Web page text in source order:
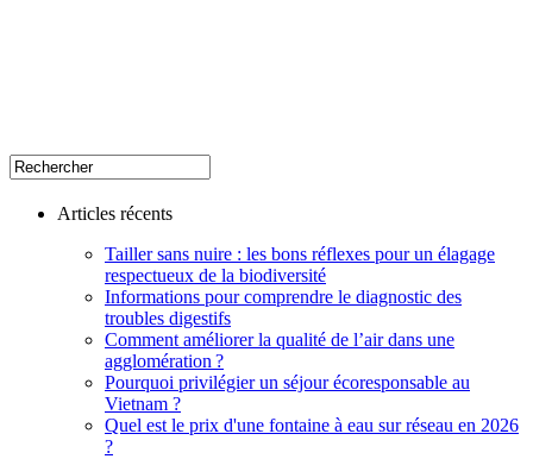
Articles récents
Tailler sans nuire : les bons réflexes pour un élagage
respectueux de la biodiversité
Informations pour comprendre le diagnostic des
troubles digestifs
Comment améliorer la qualité de l’air dans une
agglomération ?
Pourquoi privilégier un séjour écoresponsable au
Vietnam ?
Quel est le prix d'une fontaine à eau sur réseau en 2026
?